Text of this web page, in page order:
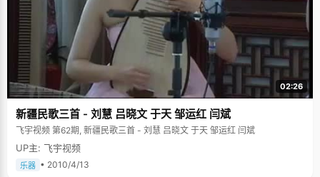
02:26
新疆民歌三首 - 刘慧 吕晓文 于天 邹运红 闫斌
飞宇视频 第62期, 新疆民歌三首 - 刘慧 吕晓文 于天 邹运红 闫斌
UP主: 飞宇视频
乐器 • 2010/4/13